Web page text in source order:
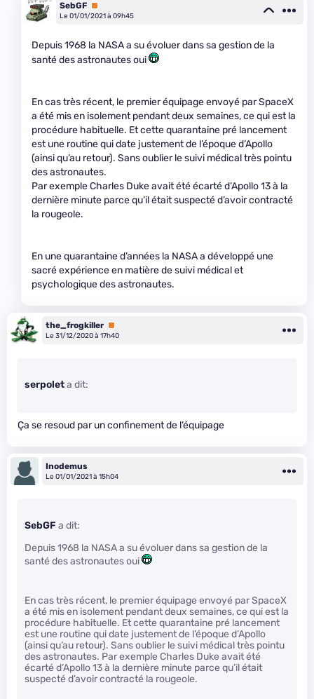
SebGF Premium
Le 01/01/2021 à 09h45
Depuis 1968 la NASA a su évoluer dans sa gestion de la
santé des astronautes oui
En cas très récent, le premier équipage envoyé par SpaceX
a été mis en isolement pendant deux semaines, ce qui est la
procédure habituelle. Et cette quarantaine pré lancement
est une routine qui date justement de l’époque d’Apollo
(ainsi qu’au retour). Sans oublier le suivi médical très pointu
des astronautes.
Par exemple Charles Duke avait été écarté d’Apollo 13 à la
dernière minute parce qu’il était suspecté d’avoir contracté
la rougeole.
En une quarantaine d’années la NASA a développé une
sacré expérience en matière de suivi médical et
psychologique des astronautes.
the_frogkiller Premium
Le 31/12/2020 à 17h40
serpoleta dit:
Ça se resoud par un confinement de l’équipage
Inodemus
Le 01/01/2021 à 15h04
SebGF a dit:
Depuis 1968 la NASA a su évoluer dans sa gestion de la
santé des astronautes oui
En cas très récent, le premier équipage envoyé par SpaceX
a été mis en isolement pendant deux semaines, ce qui est la
procédure habituelle. Et cette quarantaine pré lancement
est une routine qui date justement de l’époque d’Apollo
(ainsi qu’au retour). Sans oublier le suivi médical très pointu
des astronautes. Par exemple Charles Duke avait été
écarté d’Apollo 13 à la dernière minute parce qu’il était
suspecté d’avoir contracté la rougeole.